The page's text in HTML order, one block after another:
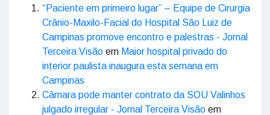
“Paciente em primeiro lugar” – Equipe de Cirurgia
Crânio-Maxilo-Facial do Hospital São Luiz de
Campinas promove encontro e palestras - Jornal
Terceira Visão em Maior hospital privado do
interior paulista inaugura esta semana em
Campinas
Câmara pode manter contrato da SOU Valinhos
julgado irregular - Jornal Terceira Visão em